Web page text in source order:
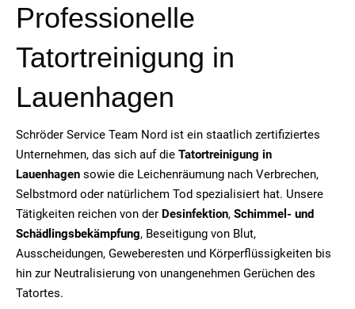
Professionelle
Tatortreinigung in
Lauenhagen
Schröder Service Team Nord ist ein staatlich zertifiziertes
Unternehmen, das sich auf die Tatortreinigung in
Lauenhagen sowie die Leichenräumung nach Verbrechen,
Selbstmord oder natürlichem Tod spezialisiert hat. Unsere
Tätigkeiten reichen von der Desinfektion, Schimmel- und
Schädlingsbekämpfung, Beseitigung von Blut,
Ausscheidungen, Geweberesten und Körperflüssigkeiten bis
hin zur Neutralisierung von unangenehmen Gerüchen des
Tatortes.